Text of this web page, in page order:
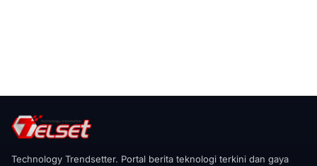
Technology Trendsetter. Portal berita teknologi terkini dan gaya